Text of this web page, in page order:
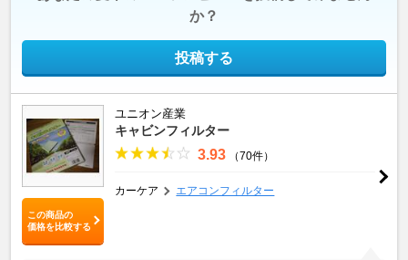
か？
投稿する
この商品の
価格を比較する
ユニオン産業
キャビンフィルター
3.93 （70件）
カーケア エアコンフィルター